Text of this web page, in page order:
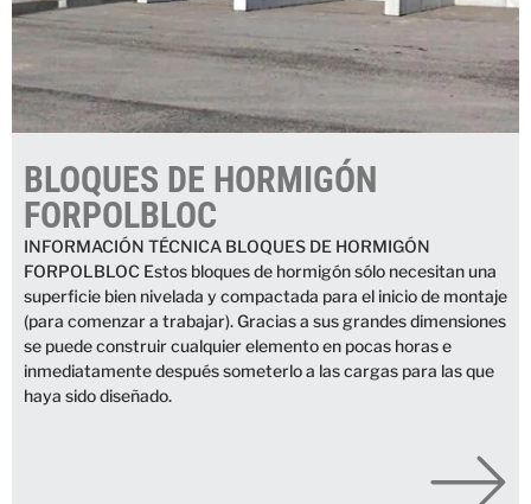
BLOQUES DE HORMIGÓN
FORPOLBLOC
INFORMACIÓN TÉCNICA BLOQUES DE HORMIGÓN
FORPOLBLOC Estos bloques de hormigón sólo necesitan una
superficie bien nivelada y compactada para el inicio de montaje
(para comenzar a trabajar). Gracias a sus grandes dimensiones
se puede construir cualquier elemento en pocas horas e
inmediatamente después someterlo a las cargas para las que
haya sido diseñado.